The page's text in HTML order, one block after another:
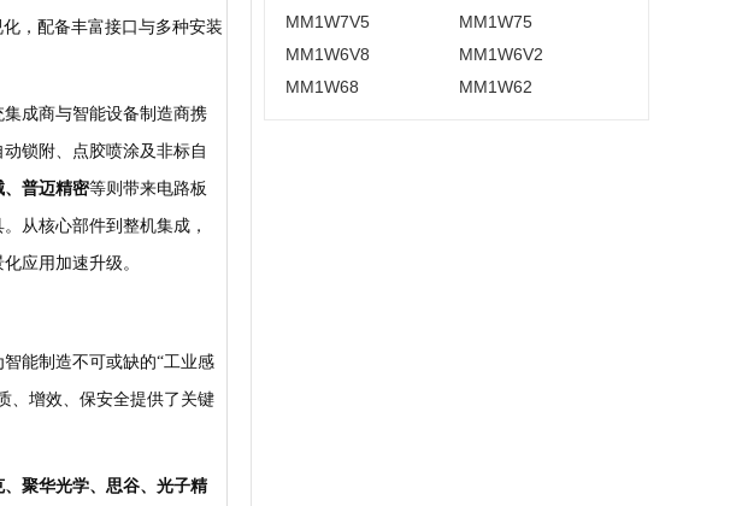
化，配备丰富接口与多种安装
成商与智能设备制造商携
锁附、点胶喷涂及非标自
、普迈精密等则带来电路板
从核心部件到整机集成，
应用加速升级。
能制造不可或缺的“工业感
、增效、保安全提供了关键
聚华光学、思谷、光子精
MM1W7V5
MM1W75
MM1W6V8
MM1W6V2
MM1W68
MM1W62